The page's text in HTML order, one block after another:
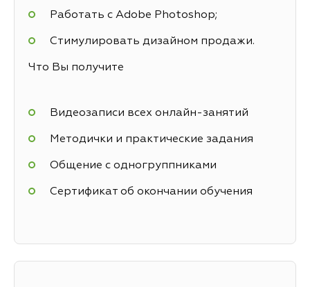
Работать с Adobe Photoshop;
Стимулировать дизайном продажи.
Что Вы получите
Видеозаписи всех онлайн-занятий
Методички и практические задания
Общение с одногруппниками
Сертификат об окончании обучения